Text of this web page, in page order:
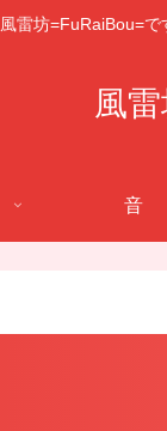
風雷坊=FuRaiBou=で
風
音